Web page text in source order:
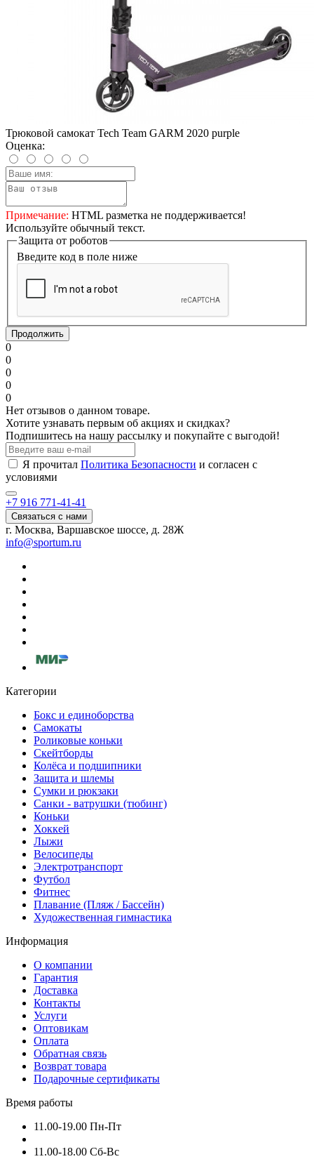
Трюковой самокат Tech Team GARM 2020 purple
Оценка:
Примечание: HTML разметка не поддерживается!
Используйте обычный текст.
Защита от роботов
Введите код в поле ниже
Продолжить
0
0
0
0
0
Нет отзывов о данном товаре.
Хотите узнавать первым об акциях и скидках?
Подпишитесь на нашу рассылку и покупайте с выгодой!
Я прочитал Политика Безопасности и согласен с
условиями
+7 916 771-41-41
Связаться с нами
г. Москва, Варшавское шоссе, д. 28Ж
info@sportum.ru
Категории
Бокс и единоборства
Самокаты
Роликовые коньки
Скейтборды
Колёса и подшипники
Защита и шлемы
Сумки и рюкзаки
Санки - ватрушки (тюбинг)
Коньки
Хоккей
Лыжи
Велосипеды
Электротранспорт
Футбол
Фитнес
Плавание (Пляж / Бассейн)
Художественная гимнастика
Информация
О компании
Гарантия
Доставка
Контакты
Услуги
Оптовикам
Оплата
Обратная связь
Возврат товара
Подарочные сертификаты
Время работы
11.00-19.00 Пн-Пт
11.00-18.00 Сб-Вс